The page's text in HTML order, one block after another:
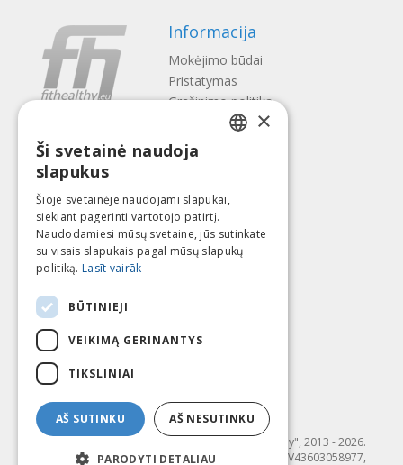
Informacija
Mokėjimo būdai
Pristatymas
Gražinimo politika
Apie mus
Kontaktai
Privatumo politika
Sekite mus Surask mus
Mokėti su
© SIA "Fit & Healthy", 2013 - 2026.
"FIT & HEALTHY" SIA, Reģ. nr. LV43603058977,
LITHUANIAN
ESTONIAN
×
Ši svetainė naudoja
slapukus
Šioje svetainėje naudojami slapukai,
siekiant pagerinti vartotojo patirtį.
Naudodamiesi mūsų svetaine, jūs sutinkate
su visais slapukais pagal mūsų slapukų
politiką. Lasīt vairāk
BŪTINIEJI
VEIKIMĄ GERINANTYS
TIKSLINIAI
AŠ SUTINKU AŠ NESUTINKU
PARODYTI DETALIAU